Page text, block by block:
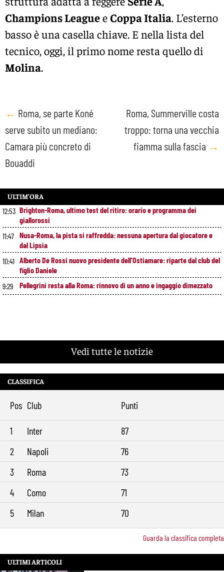
Champions LeagueeCoppa Italia. L’esterno
basso è una casella chiave. E nella lista del
tecnico, oggi, il primo nome resta quello di
Molina.
Post
navigation
← Roma, se parte Koné
serve subito un mediano:
Camara più concreto di
Bouaddi
Roma, Summerville costa
troppo: torna una vecchia
fiamma sulla fascia →
ULTIM’ORA
12:53 Brighton-Roma, ultimo test del ritiro: orario e programma dei
giallorossi
11:47 Nusa-Roma, la pista si raffredda: nessuna apertura dal giocatore e
dal Lipsia
10:41 Alberto De Rossi nuovo presidente dell’Ostiamare: riparte dal club del
figlio Daniele
9:29
Pellegrini resta alla Roma: rinnovo di un anno e ingaggio dimezzato
Vedi tutte le notizie
CLASSIFICA
Pos Club Punti
1 Inter
87
2
Napoli
76
3
Roma
73
4
Como
71
5
Milan 70
Guarda la classifica completa
ULTIMI ARTICOLI